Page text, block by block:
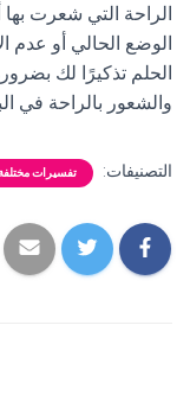
الراحة التي شعرت
الوضع الحالي أو عدم
الحلم تذكيرًا لك
والشعور بالراحة في
التصنيفات: تفسيرات